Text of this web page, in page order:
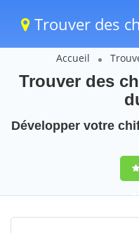
Trouver des
Accueil
Trouver des
Développer votre